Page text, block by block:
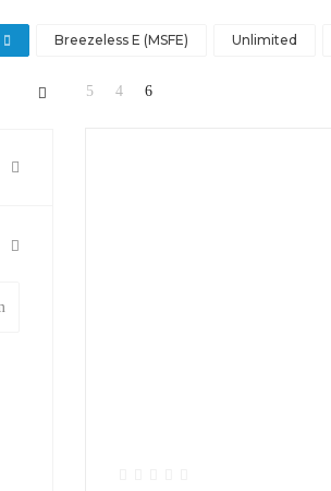
Breezeless E (MSFE) Unlimited